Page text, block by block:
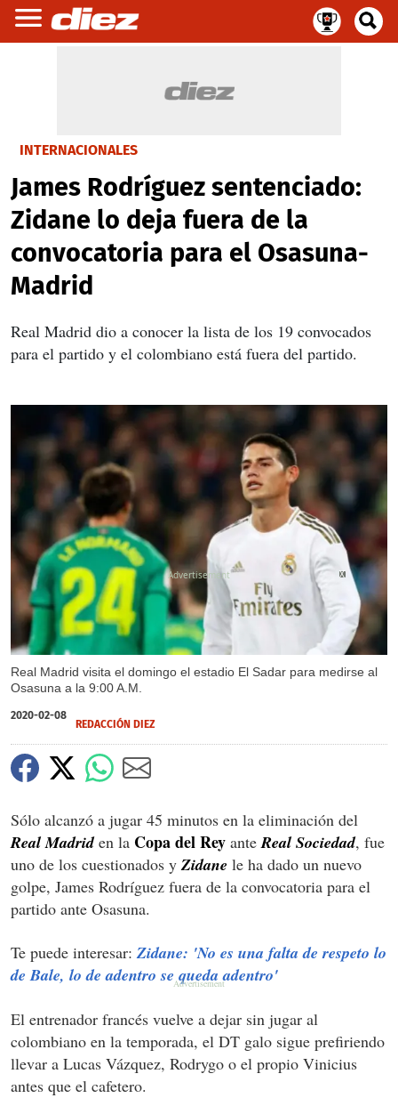
INTERNACIONALES
James Rodríguez sentenciado:
Zidane lo deja fuera de la
convocatoria para el Osasuna-
Madrid
Real Madrid dio a conocer la lista de los 19 convocados
para el partido y el colombiano está fuera del partido.
Real Madrid visita el domingo el estadio El Sadar para medirse al
Osasuna a la 9:00 A.M.
X
X
2020-02-08
REDACCIÓN DIEZ
Sólo alcanzó a jugar 45 minutos en la eliminación del
Real Madriden la Copa del Rey anteReal Sociedad, fue
uno de los cuestionados yZidane le ha dado un nuevo
golpe, James Rodríguez fuera de la convocatoria para el
partido ante Osasuna.
Te puede interesar:Zidane: 'No es una falta de respeto lo
de Bale, lo de adentro se queda adentro'
El entrenador francés vuelve a dejar sin jugar al
colombiano en la temporada, el DT galo sigue prefiriendo
llevar a Lucas Vázquez, Rodrygo o el propio Vinicius
antes que el cafetero.